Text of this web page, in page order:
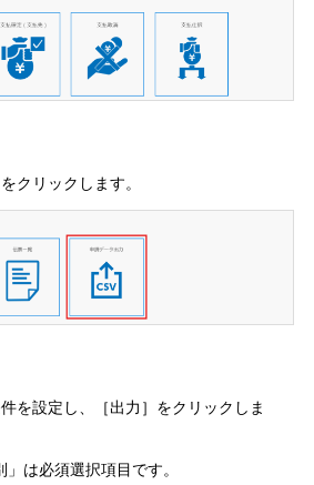
クリックします。
を設定し、［出力］をクリックしま
は必須選択項目です。